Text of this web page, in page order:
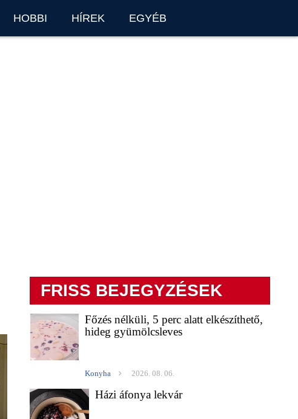
HOBBI HÍREK EGYÉB
FRISS BEJEGYZÉSEK
Főzés nélküli, 5 perc alatt elkészíthető,
hideg gyümölcsleves
Konyha 2026. 08. 06.
Házi áfonya lekvár